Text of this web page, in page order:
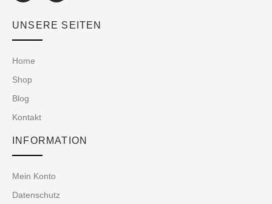
UNSERE SEITEN
Home
Shop
Blog
Kontakt
INFORMATION
Mein Konto
Datenschutz